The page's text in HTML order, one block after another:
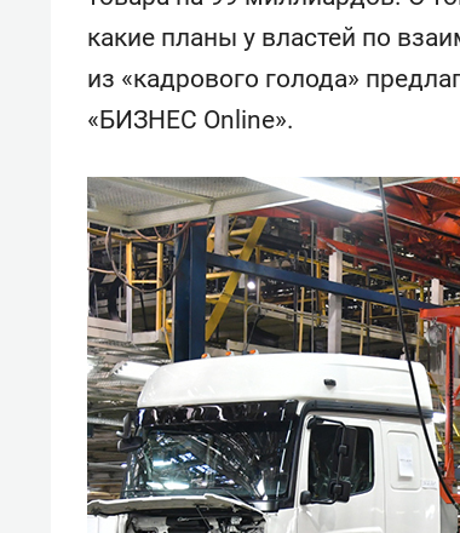
какие планы у властей по
из «кадрового голода»
«БИЗНЕС Online».